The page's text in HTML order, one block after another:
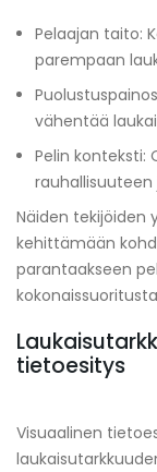
Pelaajan taito:
parempaan
vähentää
Pelin konteksti:
Näiden
kehittämään
parantaakseen
tietoesitys
Visuaalinen